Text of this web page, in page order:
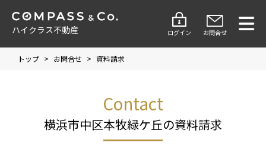
ハイクラス不動産 ログイン お問合せ
トップ > お問合せ > 資料請求
Contact
横浜市中区本牧緑ケ丘の資料請求